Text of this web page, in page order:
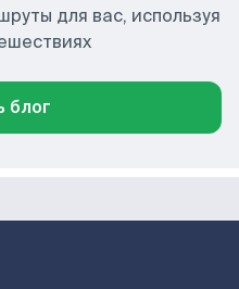
для вас, используя
блог